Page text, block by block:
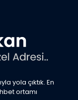
yola çıktık. En
ortamı